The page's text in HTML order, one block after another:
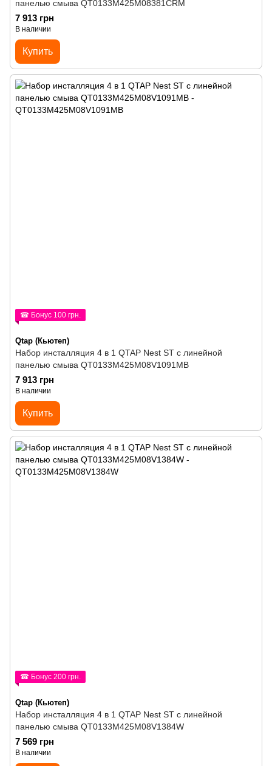
панелью смыва QT0133M425M08381CRM
7 913 грн
В наличии
Купить
☎ Бонус 100 грн.
Qtap (Кьютеп)
Набор инсталляция 4 в 1 QTAP Nest ST с линейной
панелью смыва QT0133M425M08V1091MB
7 913 грн
В наличии
Купить
☎ Бонус 200 грн.
Qtap (Кьютеп)
Набор инсталляция 4 в 1 QTAP Nest ST с линейной
панелью смыва QT0133M425M08V1384W
7 569 грн
В наличии